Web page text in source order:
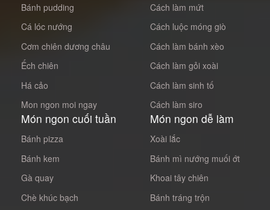
Bánh pudding
Cá lóc nướng
Cơm chiên dương châu
Ếch chiên
Há cảo
Mon ngon moi ngay
Cách làm mứt
Cách luộc móng giò
Cách làm bánh xèo
Cách làm gỏi xoài
Cách làm sinh tố
Cách làm siro
Món ngon cuối tuần
Bánh pizza
Bánh kem
Gà quay
Chè khúc bạch
Món ngon dễ làm
Xoài lắc
Bánh mì nướng muối ớt
Khoai tây chiên
Bánh tráng trộn